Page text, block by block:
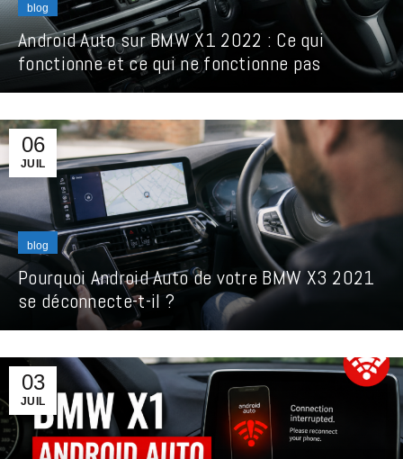
blog
Android Auto sur BMW X1 2022 : Ce qui
fonctionne et ce qui ne fonctionne pas
06
JUIL
blog
Pourquoi Android Auto de votre BMW X3 2021
se déconnecte-t-il ?
03
JUIL